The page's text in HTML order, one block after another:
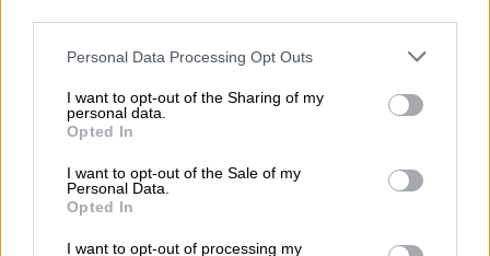
Please note that this website/app uses one or more Google
not limited to your visit or usage behaviour. You may click to
grant or deny consent to Google and its third-party tags to
use your data for below specified purposes in below Google
consent section.
Personal Data Processing Opt Outs
I want to opt-out of the Sharing of my
personal data.
Opted In
I want to opt-out of the Sale of my
Personal Data.
Opted In
I want to opt-out of processing my
Η νέα σειρά του Alpha «Αυτή η νύχτα μένει»
έρχεται και αυτή την εβδομάδα με μεγάλες
ανατροπές που θα καθηλώσουν